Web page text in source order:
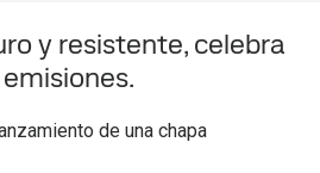
y resistente, celebra
de una chapa